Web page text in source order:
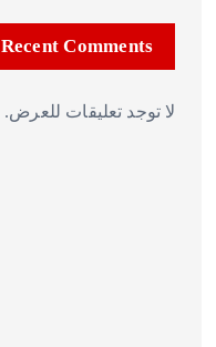
Recent Comments
لا توجد تعليقات للعرض.